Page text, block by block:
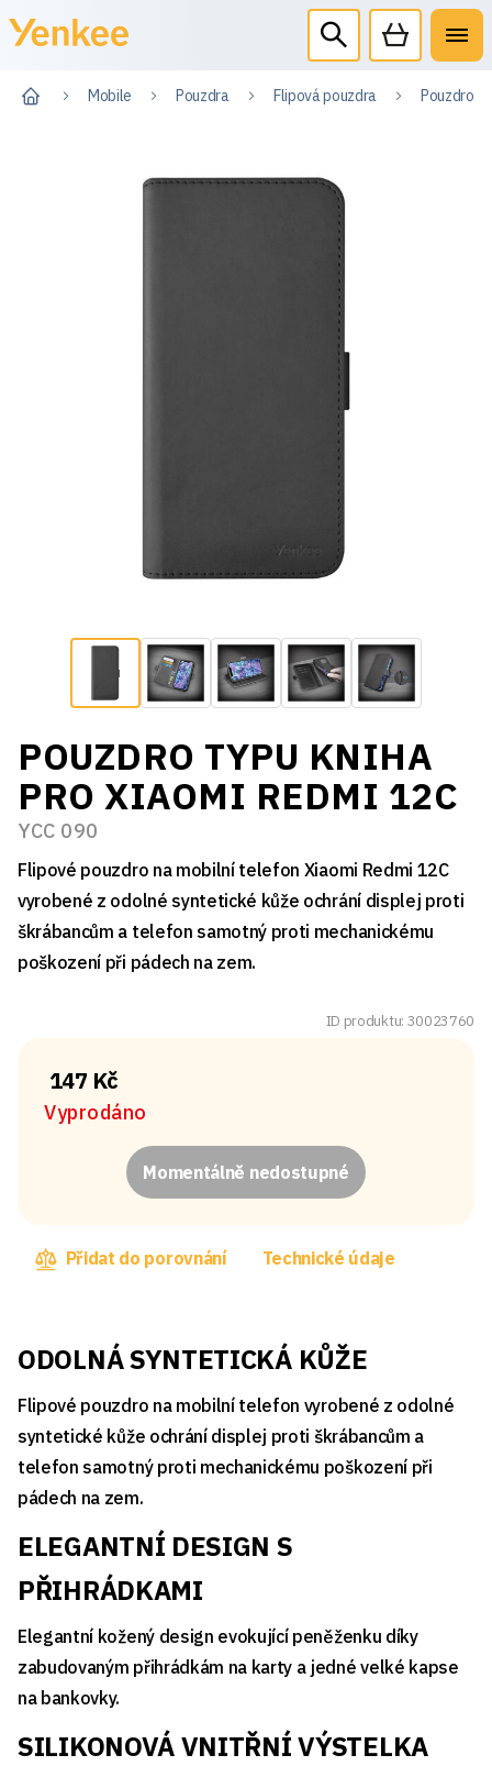
Mobile Pouzdra Flipová pouzdra Pouzdro
POUZDRO TYPU KNIHA
PRO XIAOMI REDMI 12C
YCC 090
Flipové pouzdro na mobilní telefon Xiaomi Redmi 12C
vyrobené z odolné syntetické kůže ochrání displej proti
škrábancům a telefon samotný proti mechanickému
poškození při pádech na zem.
ID produktu: 30023760
147 Kč
Vyprodáno
Momentálně nedostupné
Přidat do porovnání Technické údaje
ODOLNÁ SYNTETICKÁ KŮŽE
Flipové pouzdro na mobilní telefon vyrobené z odolné
syntetické kůže ochrání displej proti škrábancům a
telefon samotný proti mechanickému poškození při
pádech na zem.
ELEGANTNÍ DESIGN S
PŘIHRÁDKAMI
Elegantní kožený design evokující peněženku díky
zabudovaným přihrádkám na karty a jedné velké kapse
na bankovky.
SILIKONOVÁ VNITŘNÍ VÝSTELKA